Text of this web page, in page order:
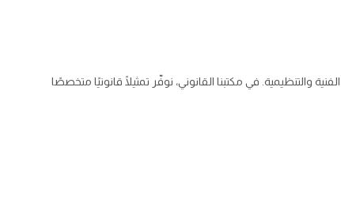
والتنظيمية. في مكتبنا القانوني، نوفّر تمثيلًا قانونيًا متخصصًا